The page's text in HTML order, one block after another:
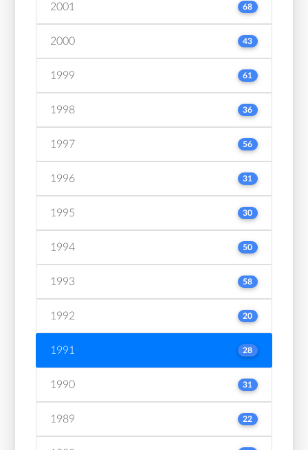
2001 68
2000 43
1999 61
1998 36
1997 56
1996 31
1995 30
1994 50
1993 58
1992 20
1991 28
1990 31
1989 22